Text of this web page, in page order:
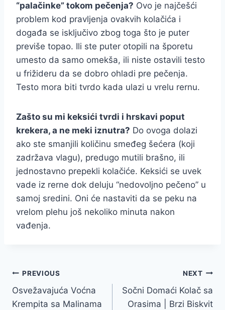
“palačinke” tokom pečenja? Ovo je najčešći
problem kod pravljenja ovakvih kolačića i
događa se isključivo zbog toga što je puter
previše topao. Ili ste puter otopili na šporetu
umesto da samo omekša, ili niste ostavili testo
u frižideru da se dobro ohladi pre pečenja.
Testo mora biti tvrdo kada ulazi u vrelu rernu.
Zašto su mi keksići tvrdi i hrskavi poput
krekera, a ne meki iznutra? Do ovoga dolazi
ako ste smanjili količinu smeđeg šećera (koji
zadržava vlagu), predugo mutili brašno, ili
jednostavno prepekli kolačiće. Keksići se uvek
vade iz rerne dok deluju “nedovoljno pečeno” u
samoj sredini. Oni će nastaviti da se peku na
vrelom plehu još nekoliko minuta nakon
vađenja.
Post
navigation
PREVIOUS
Osvežavajuća Voćna
Krempita sa Malinama
NEXT
Sočni Domaći Kolač sa
Orasima | Brzi Biskvit